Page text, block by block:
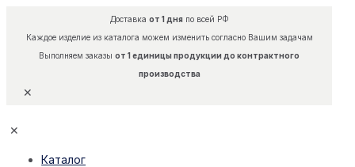
Доставка от 1 дняпо всей РФ
Каждое изделие из каталога можем изменить согласно Вашим задачам
Выполняем заказы от 1 единицы продукции до контрактного
производства
✕
✕
Каталог